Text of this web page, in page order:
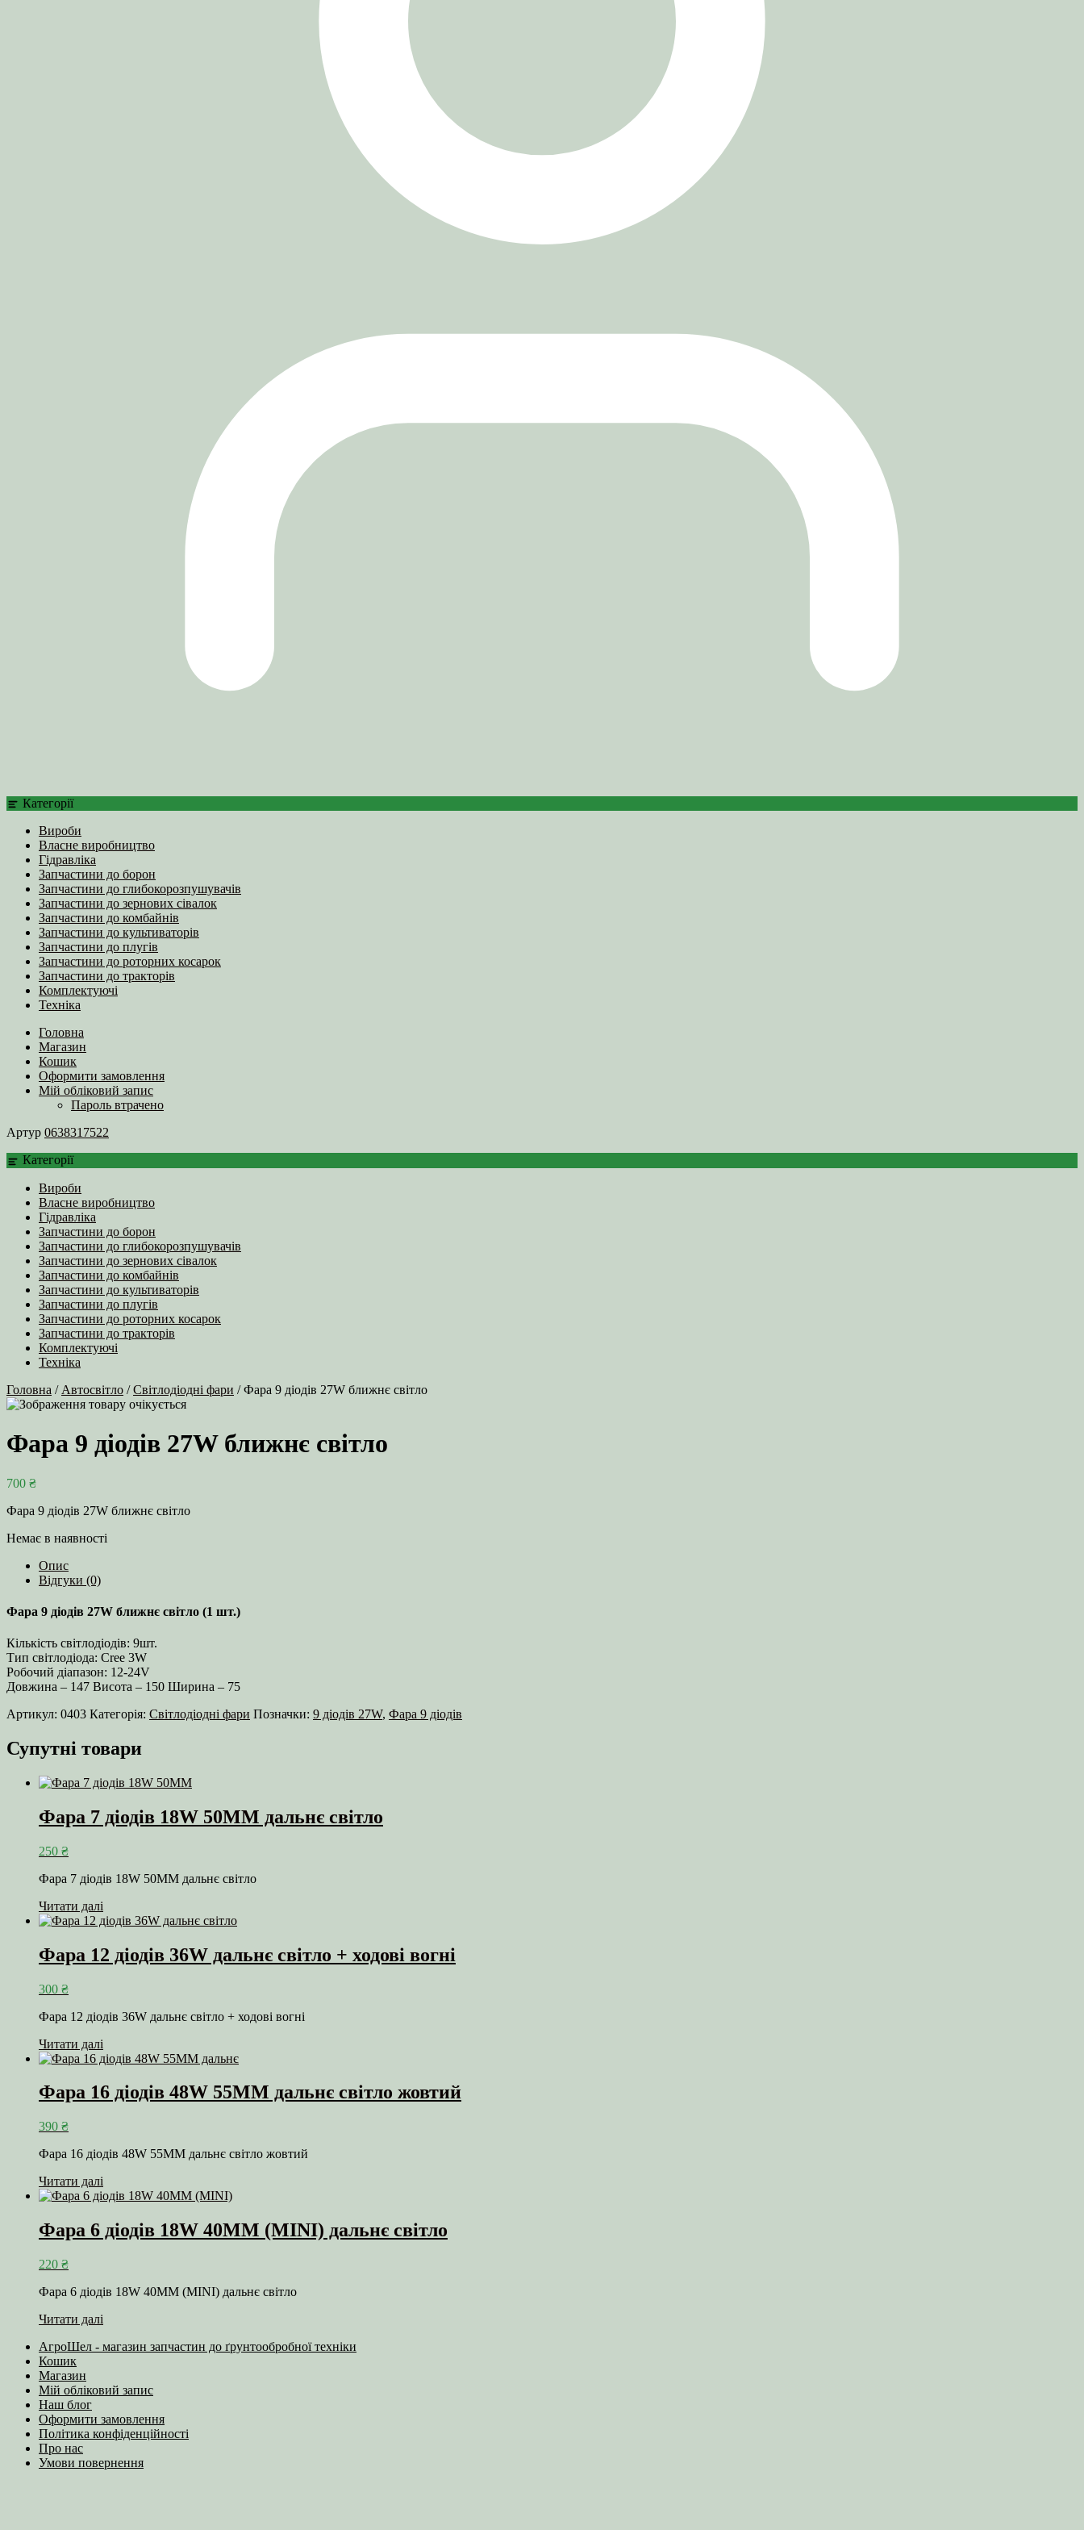
Категорії
Вироби
Власне виробництво
Гідравліка
Запчастини до борон
Запчастини до глибокорозпушувачів
Запчастини до зернових сівалок
Запчастини до комбайнів
Запчастини до культиваторів
Запчастини до плугів
Запчастини до роторних косарок
Запчастини до тракторів
Комплектуючі
Техніка
Головна
Магазин
Кошик
Оформити замовлення
Мій обліковий запис
Пароль втрачено
Артур 0638317522
Категорії
Вироби
Власне виробництво
Гідравліка
Запчастини до борон
Запчастини до глибокорозпушувачів
Запчастини до зернових сівалок
Запчастини до комбайнів
Запчастини до культиваторів
Запчастини до плугів
Запчастини до роторних косарок
Запчастини до тракторів
Комплектуючі
Техніка
Головна / Автосвітло /Світлодіодні фари / Фара 9 діодів 27W ближнє світло
Фара 9 діодів 27W ближнє світло
700 ₴
Фара 9 діодів 27W ближнє світло
Немає в наявності
Опис
Відгуки (0)
Фара 9 діодів 27W ближнє світло (1 шт.)
Кількість світлодіодів: 9шт.
Тип світлодіода: Cree 3W
Робочий діапазон: 12-24V
Довжина – 147 Висота – 150 Ширина – 75
Артикул: 0403 Категорія: Світлодіодні фари Позначки: 9 діодів 27W, Фара 9 діодів
Супутні товари
Фара 7 діодів 18W 50MM дальнє світло
250 ₴
Фара 7 діодів 18W 50MM дальнє світло
Читати далі
Фара 12 діодів 36W дальнє світло + ходові вогні
300 ₴
Фара 12 діодів 36W дальнє світло + ходові вогні
Читати далі
Фара 16 діодів 48W 55MM дальнє світло жовтий
390 ₴
Фара 16 діодів 48W 55MM дальнє світло жовтий
Читати далі
Фара 6 діодів 18W 40MM (MINI) дальнє світло
220 ₴
Фара 6 діодів 18W 40MM (MINI) дальнє світло
Читати далі
АгроШел - магазин запчастин до ґрунтообробної техніки
Кошик
Магазин
Мій обліковий запис
Наш блог
Оформити замовлення
Політика конфіденційності
Про нас
Умови повернення